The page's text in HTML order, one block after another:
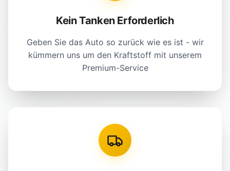
Kein Tanken Erforderlich
Geben Sie das Auto so zurück wie es ist - wir
kümmern uns um den Kraftstoff mit unserem
Premium-Service